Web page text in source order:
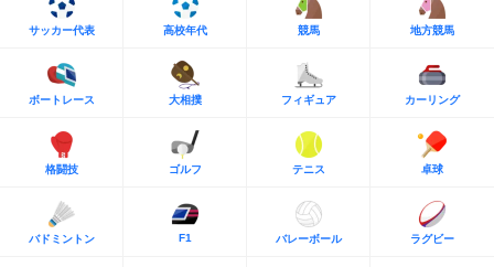
サッカー代表 高校年代 競馬 地方競馬
ボートレース 大相撲 フィギュア カーリング
格闘技 ゴルフ テニス 卓球
バドミントン F1 バレーボール ラグビー